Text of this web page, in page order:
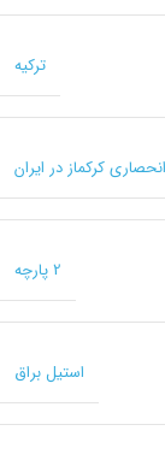
ترکیه
2 پارچه
استیل براق